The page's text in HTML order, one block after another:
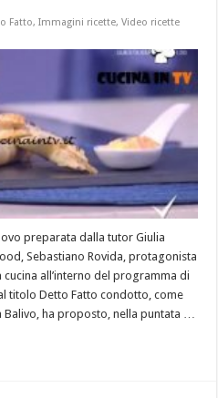
Fatto,Immagini ricette,Video ricette
preparata dalla tutor Giulia
Sebastiano Rovida, protagonista
all’interno del programma di
titolo Detto Fatto condotto, come
ha proposto, nella puntata …